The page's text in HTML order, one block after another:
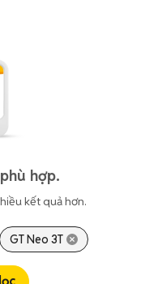
hợp.
kết quả hơn.
GT Neo 3T